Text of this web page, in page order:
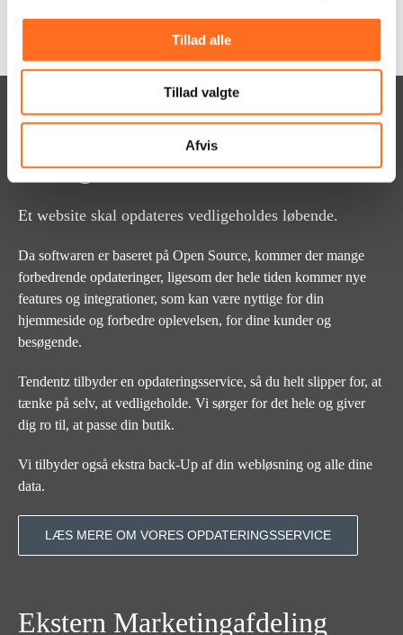
Tillad alle
Tillad valgte
Afvis
Opdateringsservice &
Vedlighold
Et website skal opdateres vedligeholdes løbende.
Da softwaren er baseret på Open Source, kommer der mange
forbedrende opdateringer, ligesom der hele tiden kommer nye
features og integrationer, som kan være nyttige for din
hjemmeside og forbedre oplevelsen, for dine kunder og
besøgende.
Tendentz tilbyder en opdateringsservice, så du helt slipper for, at
tænke på selv, at vedligeholde. Vi sørger for det hele og giver
dig ro til, at passe din butik.
Vi tilbyder også ekstra back-Up af din webløsning og alle dine
data.
LÆS MERE OM VORES OPDATERINGSSERVICE
Ekstern Marketingafdeling